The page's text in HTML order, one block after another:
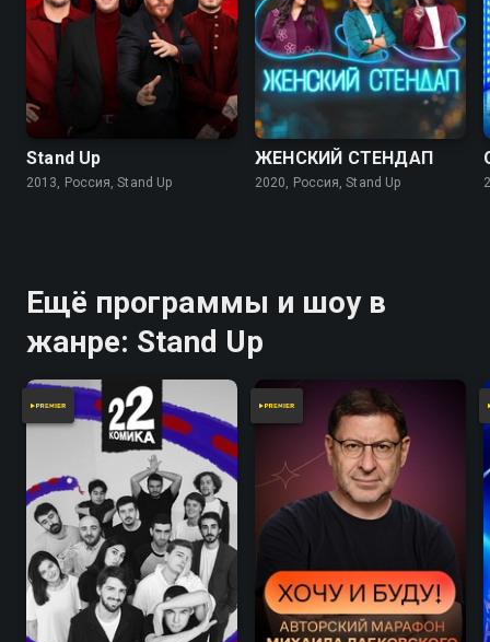
Stand Up
2013, Россия, Stand Up
ЖЕНСКИЙ СТЕНДАП
2020, Россия, Stand Up
Ещё программы и шоу в
жанре: Stand Up